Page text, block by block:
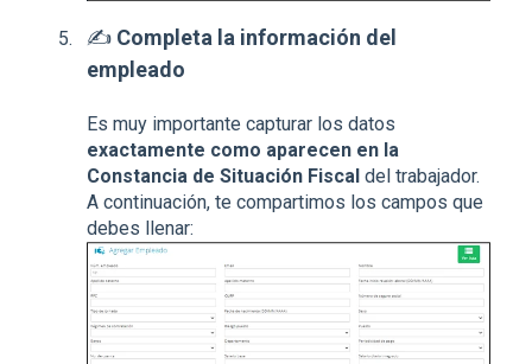
✍️ Completa la información del
empleado
Es muy importante capturar los datos
exactamente como aparecen en la
Constancia de Situación Fiscal del trabajador.
A continuación, te compartimos los campos que
debes llenar: